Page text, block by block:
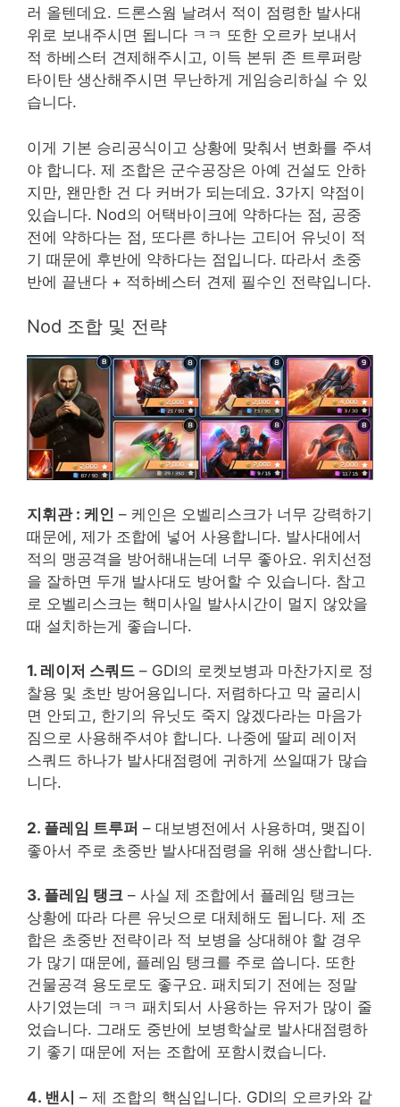
러 올텐데요. 드론스웜 날려서 적이 점령한 발사대
위로 보내주시면 됩니다 ㅋㅋ 또한 오르카 보내서
적 하베스터 견제해주시고, 이득 본뒤 존 트루퍼랑
타이탄 생산해주시면 무난하게 게임승리하실 수 있
습니다.
이게 기본 승리공식이고 상황에 맞춰서 변화를 주셔
야 합니다. 제 조합은 군수공장은 아예 건설도 안하
지만, 왠만한 건 다 커버가 되는데요. 3가지 약점이
있습니다. Nod의 어택바이크에 약하다는 점, 공중
전에 약하다는 점, 또다른 하나는 고티어 유닛이 적
기 때문에 후반에 약하다는 점입니다. 따라서 초중
반에 끝낸다 + 적하베스터 견제 필수인 전략입니다.
Nod 조합 및 전략
지휘관 : 케인 – 케인은 오벨리스크가 너무 강력하기
때문에, 제가 조합에 넣어 사용합니다. 발사대에서
적의 맹공격을 방어해내는데 너무 좋아요. 위치선정
을 잘하면 두개 발사대도 방어할 수 있습니다. 참고
로 오벨리스크는 핵미사일 발사시간이 멀지 않았을
때 설치하는게 좋습니다.
1. 레이저 스쿼드 – GDI의 로켓보병과 마찬가지로 정
찰용 및 초반 방어용입니다. 저렴하다고 막 굴리시
면 안되고, 한기의 유닛도 죽지 않겠다라는 마음가
짐으로 사용해주셔야 합니다. 나중에 딸피 레이저
스쿼드 하나가 발사대점령에 귀하게 쓰일때가 많습
니다.
2. 플레임 트루퍼 – 대보병전에서 사용하며, 맺집이
좋아서 주로 초중반 발사대점령을 위해 생산합니다.
3. 플레임 탱크 – 사실 제 조합에서 플레임 탱크는
상황에 따라 다른 유닛으로 대체해도 됩니다. 제 조
합은 초중반 전략이라 적 보병을 상대해야 할 경우
가 많기 때문에, 플레임 탱크를 주로 씁니다. 또한
건물공격 용도로도 좋구요. 패치되기 전에는 정말
사기였는데 ㅋㅋ 패치되서 사용하는 유저가 많이 줄
었습니다. 그래도 중반에 보병학살로 발사대점령하
기 좋기 때문에 저는 조합에 포함시켰습니다.
4. 밴시 – 제 조합의 핵심입니다. GDI의 오르카와 같